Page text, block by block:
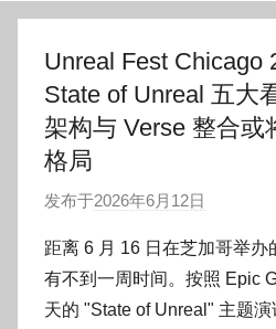
Unreal Fest Chicago
State of Unreal 五大
架构与 Verse 整合或
格局
发布于2026年6月12日
:
O
k
距离 6 月 16 日在芝加哥举
有不到一周时间。按照 Epic
天的 "State of Unreal" 主题